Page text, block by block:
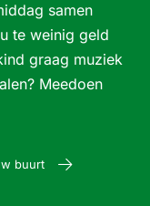
samen
te weinig geld
graag muziek
Meedoen
buurt